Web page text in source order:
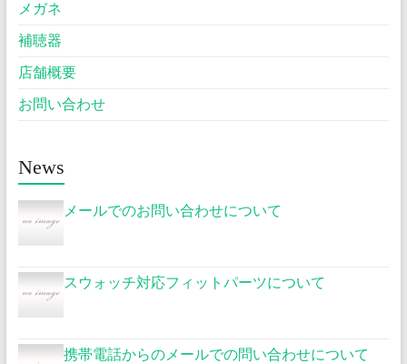
メガネ
補聴器
店舗概要
お問い合わせ
News
メールでのお問い合わせについて
スウォッチ対応フィットパーツについて
携帯電話からのメールでの問い合わせについて